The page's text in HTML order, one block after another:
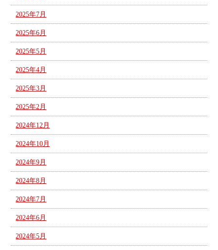
2025年7月
2025年6月
2025年5月
2025年4月
2025年3月
2025年2月
2024年12月
2024年10月
2024年9月
2024年8月
2024年7月
2024年6月
2024年5月